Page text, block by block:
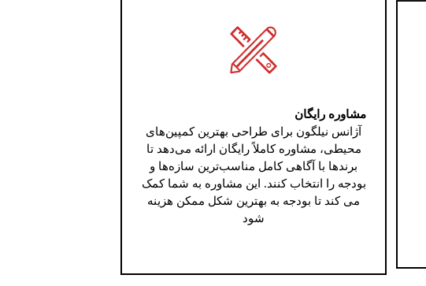
مشاوره رایگان
آژانس نیلگون برای طراحی بهترین کمپین‌های
محیطی، مشاوره کاملاً رایگان ارائه می‌دهد تا
برندها با آگاهی کامل مناسب‌ترین سازه‌ها و
بودجه را انتخاب کنند. این مشاوره به شما کمک
می کند تا بودجه به بهترین شکل ممکن هزینه
شود